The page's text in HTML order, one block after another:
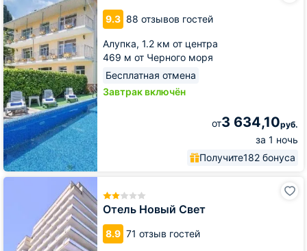
9.3 88 отзывов гостей
Алупка, 1.2 км от центра
469 м от Черного моря
Бесплатная отмена
Завтрак включён
от3 634,10руб.
за 1 ночь
Получите182 бонуса
графского
парка
Отель Новый Свет
8.9 71 отзыв гостей
Отель